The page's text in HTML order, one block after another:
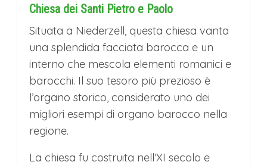
e suggestiva, lontana dalla frenesia delle
metropoli.
RIPARTENZA PER L’ITALIA
Ripartenza in bus per l’Italia con arrivo
nelle rispettive città in serata.
Chiesa dei Santi Pietro e Paolo
Situata a Niederzell, questa chiesa vanta
una splendida facciata barocca e un
interno che mescola elementi romanici e
barocchi. Il suo tesoro più prezioso è
l’organo storico, considerato uno dei
migliori esempi di organo barocco nella
regione.
La chiesa fu costruita nell’XI secolo e